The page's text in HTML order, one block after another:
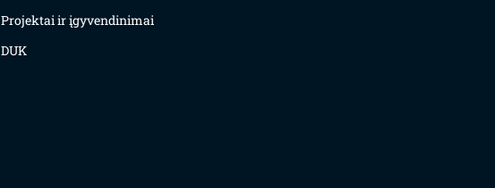
Projektai ir įgyvendinimai
DUK